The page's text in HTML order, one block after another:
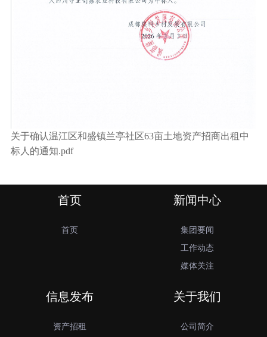
关于确认温江区和盛镇兰亭社区63亩土地资产招商出租中
标人的通知.pdf
首页
首页
新闻中心
集团要闻
工作动态
媒体关注
信息发布
资产招租
关于我们
公司简介